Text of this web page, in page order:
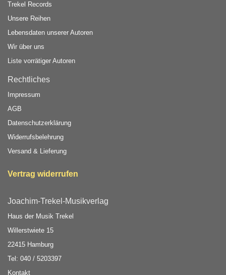
Trekel Records
Unsere Reihen
Lebensdaten unserer Autoren
Wir über uns
Liste vorrätiger Autoren
Rechtliches
Impressum
AGB
Datenschutzerklärung
Widerrufsbelehrung
Versand & Lieferung
Vertrag widerrufen
Joachim-Trekel-Musikverlag
Haus der Musik Trekel
Willerstwiete 15
22415 Hamburg
Tel: 040 / 5203397
Kontakt